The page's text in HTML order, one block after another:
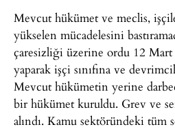
Mevcut hükümet ve meclis,
yükselen mücadelesini
çaresizliği üzerine ordu 12
yaparak işçi sınıfına ve
Mevcut hükümetin yerine
bir hükümet kuruldu. Grev ve
alındı. Kamu sektöründeki tüm